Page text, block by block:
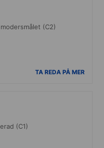
(C2)
TA REDA PÅ MER
(C1)